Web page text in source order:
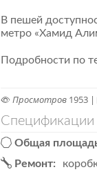
В пешей
метро «Хамид
Подробности по
Просмотров 1953 |
Спецификации
Общая
Ремонт: